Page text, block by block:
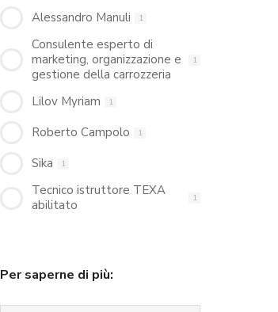
Alessandro Manuli 1
Consulente esperto di
marketing, organizzazione e
gestione della carrozzeria
1
Lilov Myriam 1
Roberto Campolo 1
Sika 1
Tecnico istruttore TEXA
abilitato
1
Per saperne di più: